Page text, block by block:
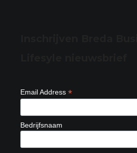
Email Address *
Bedrijfsnaam